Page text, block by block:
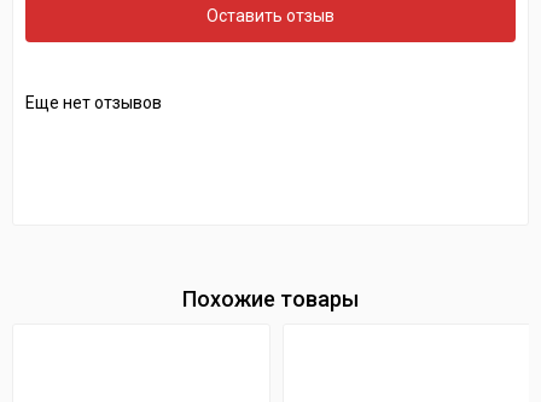
Оставить отзыв
Еще нет отзывов
Похожие товары